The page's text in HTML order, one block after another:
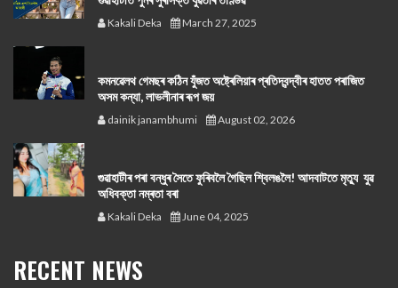
Kakali Deka March 27, 2025
কমনৱেলথ গেমছৰ কঠিন যুঁজত অষ্ট্ৰেলিয়াৰ প্ৰতিদ্বন্দ্বীৰ হাতত পৰাজিত
অসম কন্যা, লাভলীনাৰ ৰূপ জয়
dainik janambhumi August 02, 2026
গুৱাহাটীৰ পৰা বন্ধুৰ সৈতে ফুৰিবলৈ গৈছিল শ্বিলঙলৈ! আদবাটতে মৃত্যু যুৱ
অধিবক্তা নম্ৰতা বৰা
Kakali Deka June 04, 2025
RECENT NEWS